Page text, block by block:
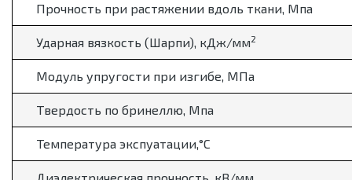
Прочность при растяжении вдоль ткани, Мпа
Ударная вязкость (Шарпи), кДж/мм2
Модуль упругости при изгибе, МПа
Твердость по бринеллю, Мпа
Температура экспуатации,°С